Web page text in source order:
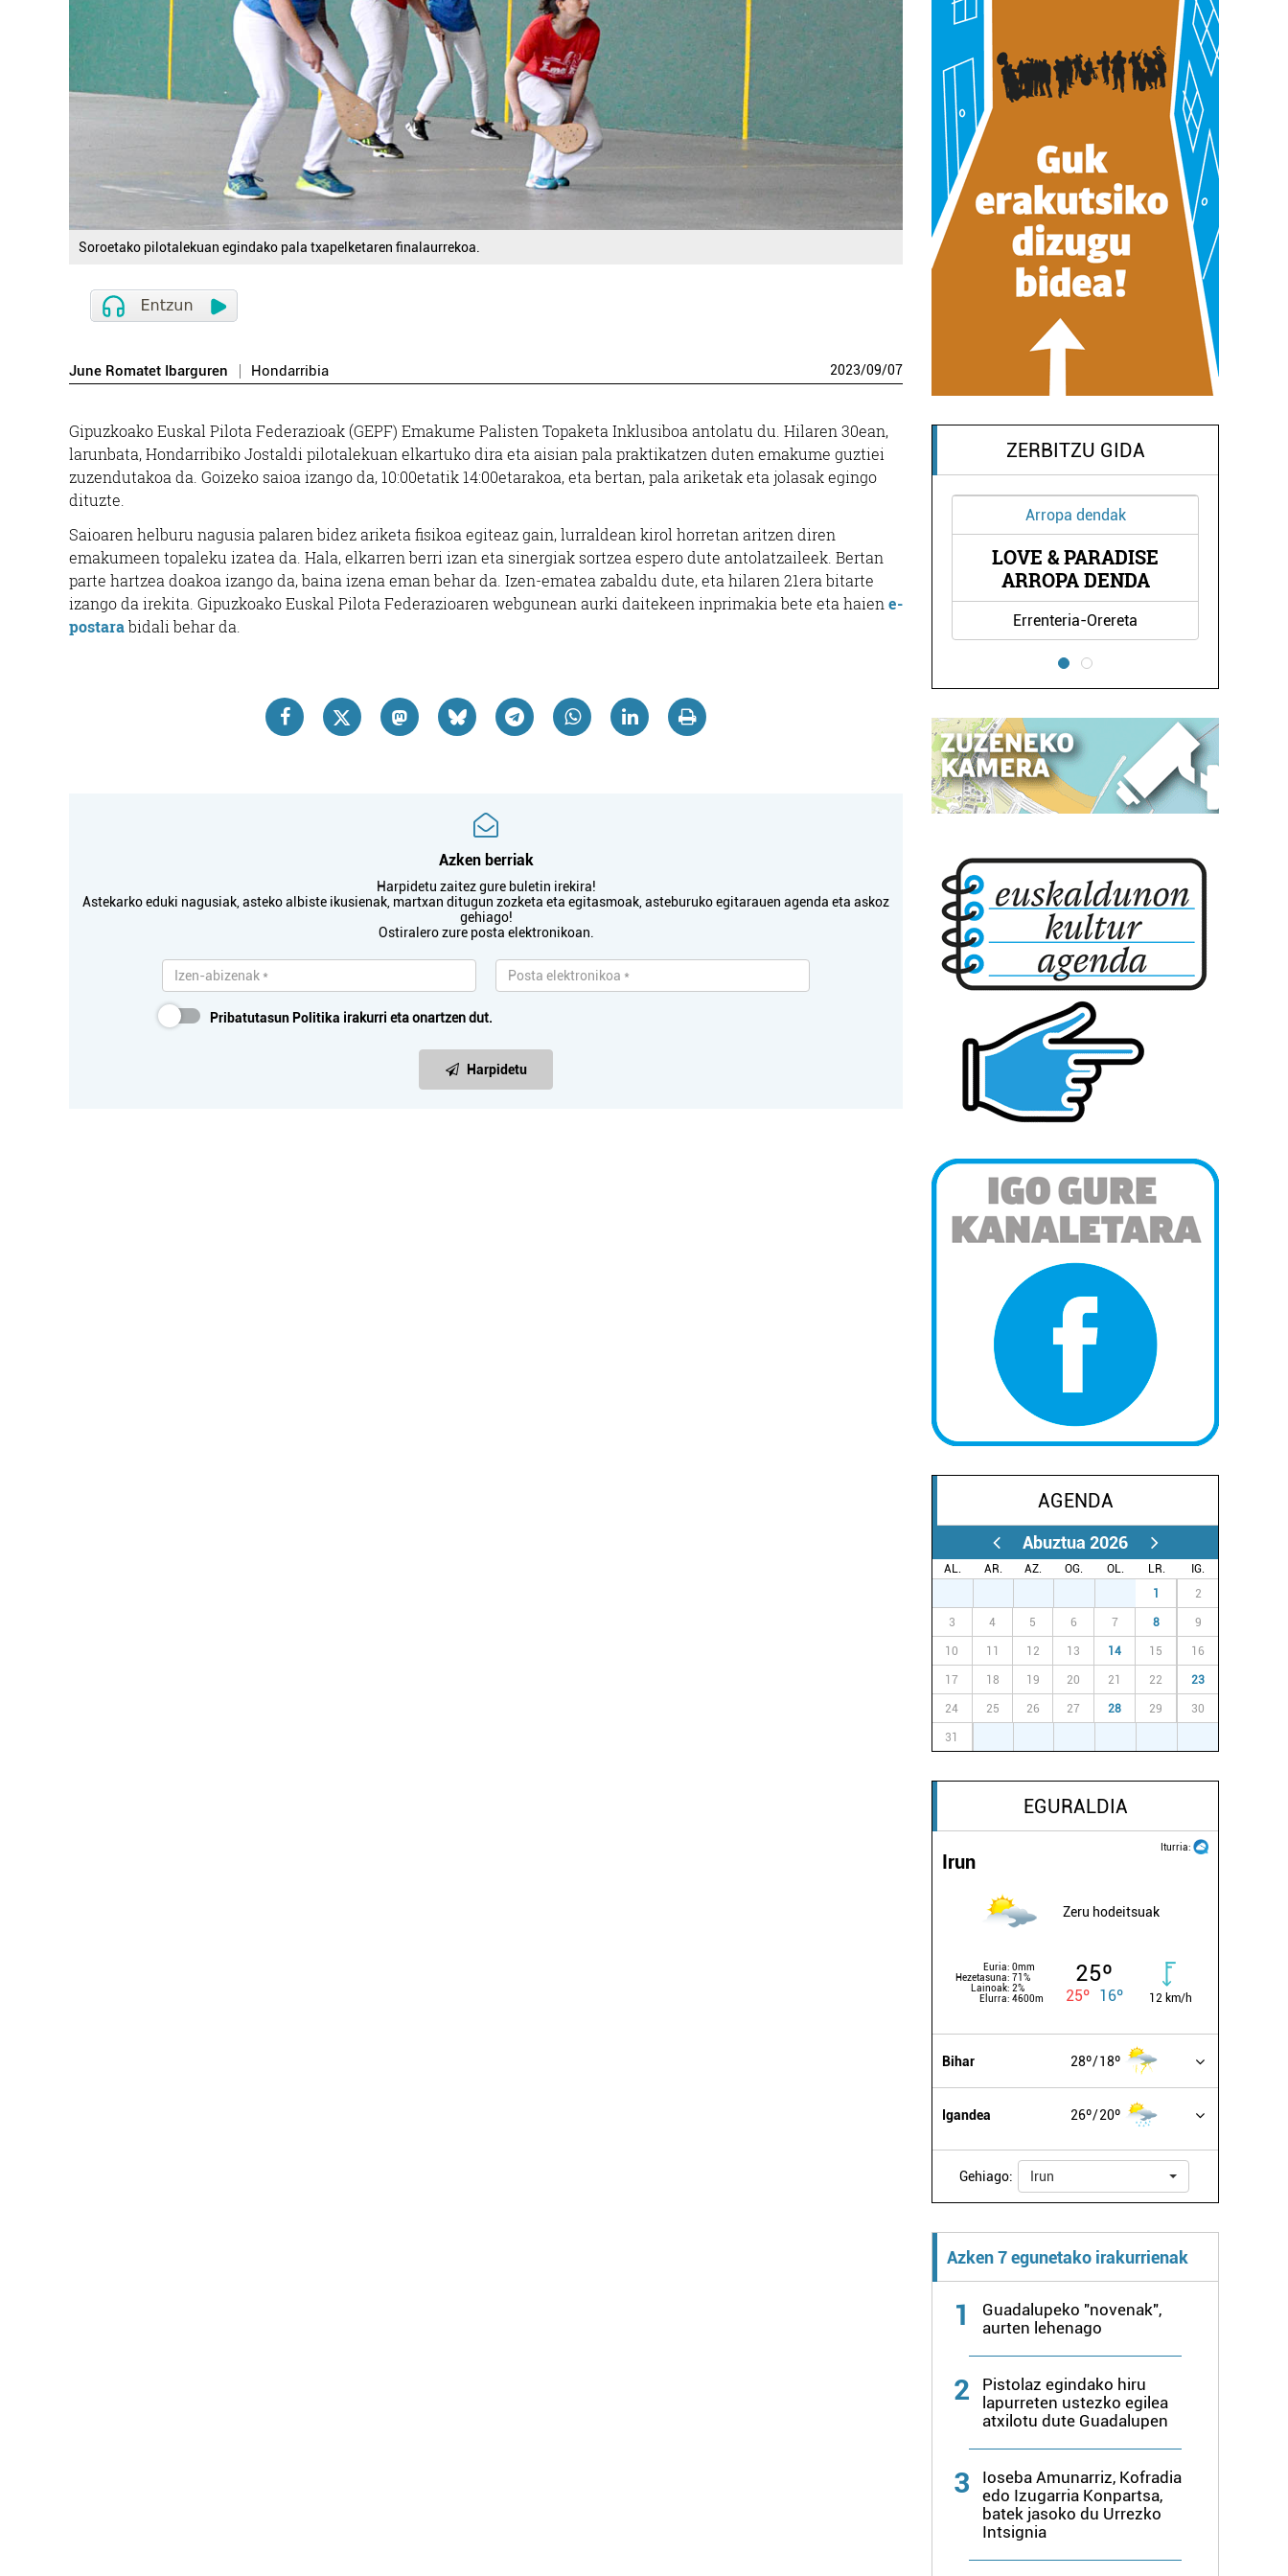
Soroetako pilotalekuan egindako pala txapelketaren finalaurrekoa.
June Romatet Ibarguren Hondarribia 2023/09/07
Gipuzkoako Euskal Pilota Federazioak (GEPF) Emakume Palisten Topaketa Inklusiboa antolatu du. Hilaren 30ean,
larunbata, Hondarribiko Jostaldi pilotalekuan elkartuko dira eta aisian pala praktikatzen duten emakume guztiei
zuzendutakoa da. Goizeko saioa izango da, 10:00etatik 14:00etarakoa, eta bertan, pala ariketak eta jolasak egingo
dituzte.
Saioaren helburu nagusia palaren bidez ariketa fisikoa egiteaz gain, lurraldean kirol horretan aritzen diren
emakumeen topaleku izatea da. Hala, elkarren berri izan eta sinergiak sortzea espero dute antolatzaileek. Bertan
parte hartzea doakoa izango da, baina izena eman behar da. Izen-ematea zabaldu dute, eta hilaren 21era bitarte
izango da irekita. Gipuzkoako Euskal Pilota Federazioaren webgunean aurki daitekeen inprimakia bete eta haien e-
postarabidali behar da.
Azken berriak
Harpidetu zaitez gure buletin irekira!
Astekarko eduki nagusiak, asteko albiste ikusienak, martxan ditugun zozketa eta egitasmoak, asteburuko egitarauen agenda eta askoz
gehiago!
Ostiralero zure posta elektronikoan.
Pribatutasun Politika irakurri eta onartzen dut.
Harpidetu
ZERBITZU GIDA
LOVE & PARADISE
ARROPA DENDA
Errenteria-Orereta
DEIKAGEST OINARRIZKO
LANBIDE HEZ...
LOVE & PARADISE
ARROPA DENDA
Ikastetxeak
DEIKAGEST OINARRIZKO
LANBIDE HEZ...
Errenteria-Orereta
AGENDA
Abuztua 2026
AL. AR. AZ. OG. OL. LR.
IG.
1 2
3 4 5 6 7 8 9
10 11 12 13 14 15 16
17 18 19 20 21 22 23
24 25 26 27 28 29 30
31
EGURALDIA
Iturria:
Irun
Zeru hodeitsuak
Euria: 0mm
Hezetasuna: 71%
Lainoak: 2%
Elurra: 4600m
25º
25º 16º 12 km/h
Bihar 28º 18º
Igandea 26º 20º
Gehiago: Irun
Azken 7 egunetako irakurrienak
1
Guadalupeko "novenak",
aurten lehenago
2
Pistolaz egindako hiru
lapurreten ustezko egilea
atxilotu dute Guadalupen
3
Ioseba Amunarriz, Kofradia
edo Izugarria Konpartsa,
batek jasoko du Urrezko
Intsignia